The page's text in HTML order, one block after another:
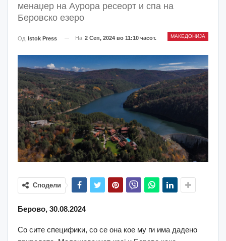
менаџер на Аурора ресеорт и спа на
Беровско езеро
МАКЕДОНИЈА
Од Istok Press На 2 Сеп, 2024 во 11:10 часот.
Сподели
Берово, 30.08.2024
Со сите специфики, со се она кое му ги има дадено